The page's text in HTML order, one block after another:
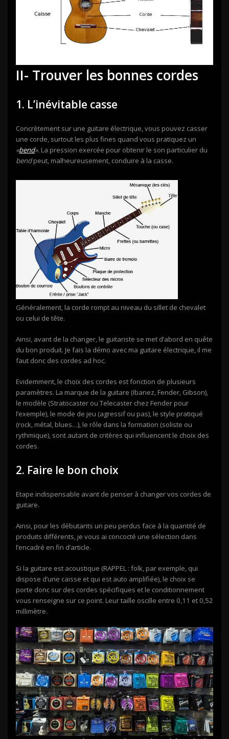
II- Trouver les bonnes cordes
1. L’inévitable casse
Concrètement sur une guitare électrique, vous pouvez casser
une corde, surtout les plus fines quand vous pratiquez un
«bend». La pression exercée pour obtenir le son particulier du
bendpeut, malheureusement, conduire à la casse.
Généralement, la corde rompt au niveau du sillet de chevalet
ou celui de tête.
Ainsi, avant de la changer, le guitariste se met d’abord en quête
du bon produit. Je fais la démo avec ma guitare électrique, il me
faut donc des cordes ad hoc.
Evidemment, le choix des cordes est fonction de plusieurs
paramètres. La marque de la guitare (Ibanez, Fender, Gibson),
le modèle (Stratocaster ou Telecaster chez Fender pour
l’exemple), le mode de jeu (agressif ou pas), le style pratiqué
(rock, métal, blues…), le rôle dans la formation (soliste ou
rythmique), sont autant de critères qui influencent le choix des
cordes.
2. Faire le bon choix
Etape indispensable avant de penser à changer vos cordes de
guitare.
Ainsi, pour les débutants un peu perdus face à la quantité de
produits différents, je vous ai concocté une sélection dans
l’encadré en fin d’article.
Si la guitare est acoustique (RAPPEL : folk, par exemple, qui
dispose d’une caisse et qui est auto amplifiée), le choix se
porte donc sur des cordes spécifiques et le conditionnement
vous renseigne sur ce point. Leur taille oscille entre 0,11 et 0,52
millimètre.